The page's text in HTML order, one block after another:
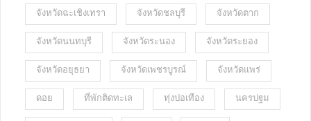
จังหวัดฉะเชิงเทรา จังหวัดชลบุรี จังหวัดตาก
จังหวัดนนทบุรี จังหวัดระนอง จังหวัดระยอง
จังหวัดอยุธยา จังหวัดเพชรบูรณ์ จังหวัดแพร่
ดอย ที่พักติดทะเล ทุ่งปอเทือง นครปฐม